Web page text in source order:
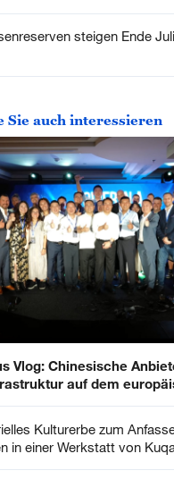
steigen Ende
Sie auch interessieren
Vlog: Chinesische
auf dem
Kulturerbe zum
in einer Werkstatt von